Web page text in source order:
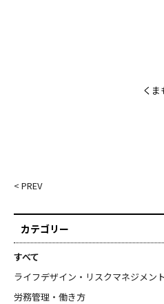
く
< PREV
カテゴリー
すべて
ライフデザイン・リスクマネジメント
労務管理・働き方